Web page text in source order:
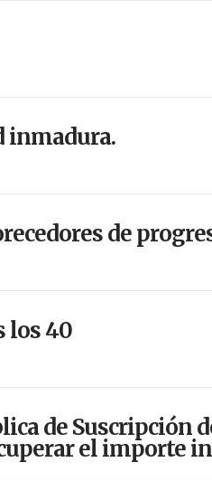
inmadura.
de
los 40
de Suscripción
el importe